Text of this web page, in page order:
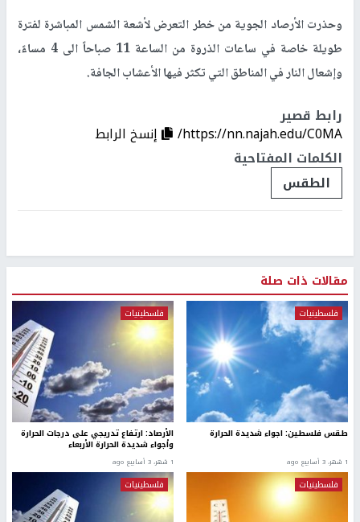
وحذرت الأرصاد الجوية من خطر التعرض لأشعة الشمس المباشرة لفترة
طويلة خاصة في ساعات الذروة من الساعة 11 صباحاً الى 4 مساءً،
وإشعال النار في المناطق التي تكثر فيها الأعشاب الجافة.
رابط قصير
https://nn.najah.edu/C0MA/
إنسخ الرابط
الكلمات المفتاحية
الطقس
مقالات ذات صلة
فلسطينيات
طقس فلسطين: اجواء شديدة الحرارة
1 شهر، 3 أسابيع ago
فلسطينيات
الأرصاد: ارتفاع تدريجي على درجات الحرارة
وأجواء شديدة الحرارة الأربعاء
1 شهر، 3 أسابيع ago
فلسطينيات فلسطينيات